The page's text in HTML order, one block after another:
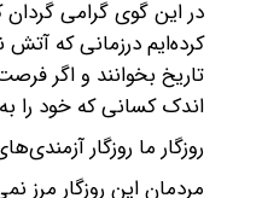
در این گوی گرامی گردان
کرده‌ایم درزمانی که
تاریخ بخوانند و اگر
اندک کسانی که خود را
روزگار ما روزگار
مردمان این روزگار مرز